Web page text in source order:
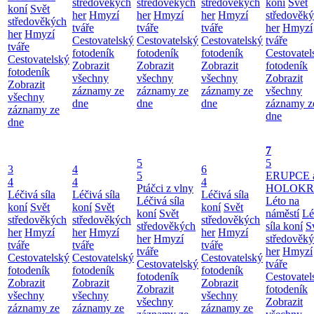
koní Svět
středověkých
her Hmyzí
tváře
Cestovatelský
fotodeník
Zobrazit
všechny
záznamy ze
dne
středověkých
her Hmyzí
tváře
Cestovatelský
fotodeník
Zobrazit
všechny
záznamy ze
dne
středověkých
her Hmyzí
tváře
Cestovatelský
fotodeník
Zobrazit
všechny
záznamy ze
dne
středověkých
her Hmyzí
tváře
Cestovatelský
fotodeník
Zobrazit
všechny
záznamy ze
dne
koní Svět
her Hmyzí
tváře
fotodeník
Zobrazit
všechny
záznamy
dne
3
4
Léčivá síla
koní Svět
středověkých
her Hmyzí
tváře
Cestovatelský
fotodeník
Zobrazit
všechny
záznamy ze
4
4
Léčivá síla
koní Svět
středověkých
her Hmyzí
tváře
Cestovatelský
fotodeník
Zobrazit
všechny
záznamy ze
5
5
Ptáčci z vlny
Léčivá síla
koní Svět
středověkých
her Hmyzí
tváře
Cestovatelský
fotodeník
Zobrazit
všechny
6
4
Léčivá síla
koní Svět
středověkých
her Hmyzí
tváře
Cestovatelský
fotodeník
Zobrazit
všechny
záznamy ze
7
5
ERUPCE
Léto na
náměstí
síla koní
her Hmyzí
tváře
fotodeník
Zobrazit